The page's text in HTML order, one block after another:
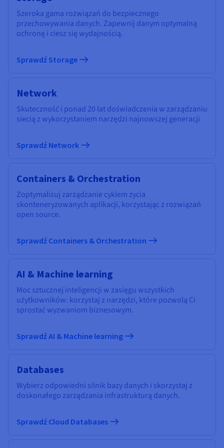
Szeroka gama rozwiązań do bezpiecznego
przechowywania danych. Zapewnij danym optymalną
ochronę i ciesz się wydajnością.
Sprawdź Storage
Network
Skuteczność i ponad 20 lat doświadczenia w zarządzaniu
siecią z wykorzystaniem narzędzi najnowszej generacji
Sprawdź Network
Containers & Orchestration
Zoptymalizuj zarządzanie cyklem życia
skonteneryzowanych aplikacji, korzystając z rozwiązań
open source.
Sprawdź Containers & Orchestration
AI & Machine learning
Moc sztucznej inteligencji w zasięgu wszystkich
użytkowników: korzystaj z narzędzi, które pozwolą Ci
sprostać wyzwaniom biznesowym.
Sprawdź AI & Machine learning
Databases
Wybierz odpowiedni silnik bazy danych i skorzystaj z
doskonałego zarządzania infrastrukturą danych.
Sprawdź Cloud Databases